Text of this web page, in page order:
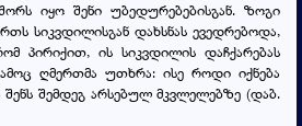
იყო შენი უბედურებებისგან. ზოგი
სიკვდილისგან დახსნას ევედრებოდა,
პირიქით, ის სიკვდილის დაჩქარებას
ღმერთმა უთხრა: ისე როდი იქნება
შენს შემდეგ არსებულ მკვლელებზე (დაბ.